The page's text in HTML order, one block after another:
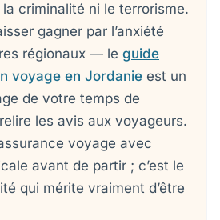
criminalité ni le terrorisme.
gagner par l’anxiété
régionaux — le guide
voyage en Jordanie est un
de votre temps de
les avis aux voyageurs.
voyage avec
avant de partir ; c’est le
qui mérite vraiment d’être